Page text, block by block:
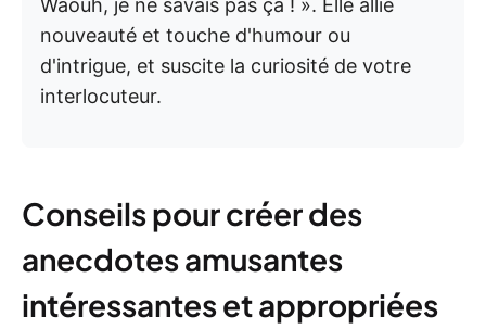
Waouh, je ne savais pas ça ! ». Elle allie
nouveauté et touche d'humour ou
d'intrigue, et suscite la curiosité de votre
interlocuteur.
Conseils pour créer des
anecdotes amusantes
intéressantes et appropriées